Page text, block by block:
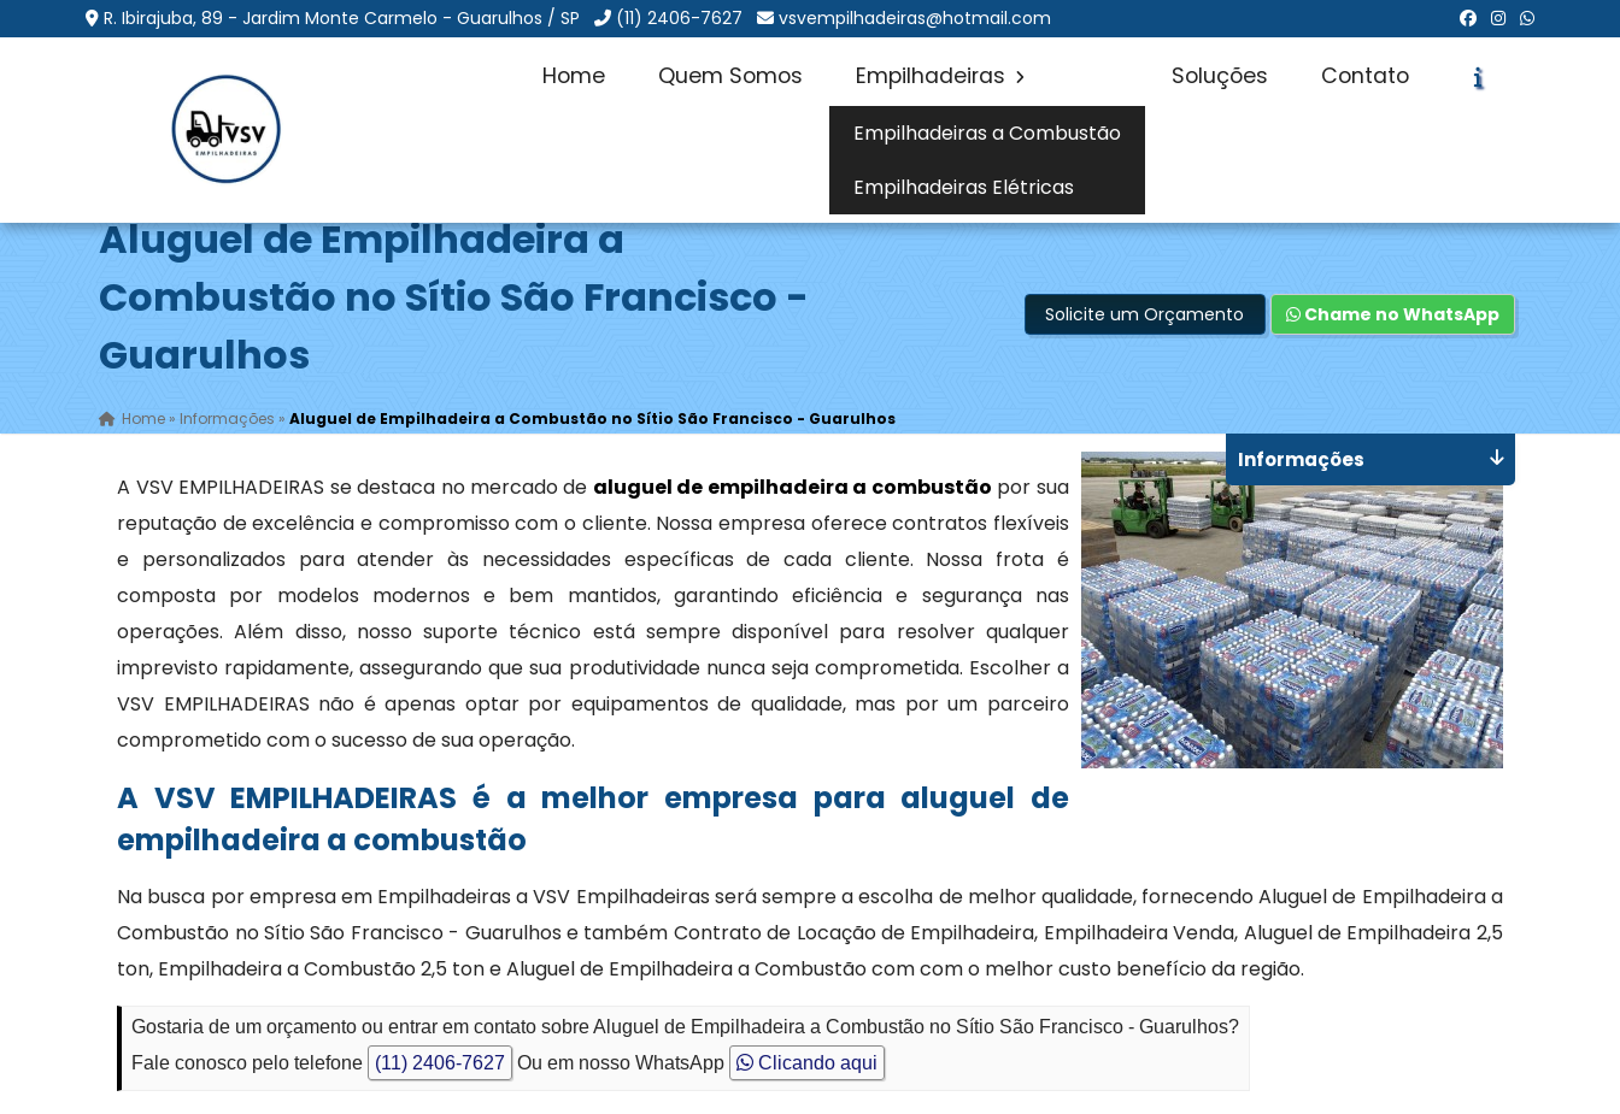
R. Ibirajuba, 89 - Jardim Monte Carmelo - Guarulhos / SP (11) 2406-7627 vsvempilhadeiras@hotmail.com
Home Quem Somos Empilhadeiras
Empilhadeiras a Combustão
Empilhadeiras Elétricas
Soluções Contato
Aluguel de Empilhadeira a
Combustão no Sítio São Francisco -
Guarulhos
Home »Informações »Aluguel de Empilhadeira a Combustão no Sítio São Francisco - Guarulhos
Solicite um Orçamento Chame no WhatsApp
A VSV EMPILHADEIRAS se destaca no mercado de aluguel de empilhadeira a combustão por sua
reputação de excelência e compromisso com o cliente. Nossa empresa oferece contratos flexíveis
e personalizados para atender às necessidades específicas de cada cliente. Nossa frota é
composta por modelos modernos e bem mantidos, garantindo eficiência e segurança nas
operações. Além disso, nosso suporte técnico está sempre disponível para resolver qualquer
imprevisto rapidamente, assegurando que sua produtividade nunca seja comprometida. Escolher a
VSV EMPILHADEIRAS não é apenas optar por equipamentos de qualidade, mas por um parceiro
comprometido com o sucesso de sua operação.
A VSV EMPILHADEIRAS é a melhor empresa para aluguel de
empilhadeira a combustão
Na busca por empresa em Empilhadeiras a VSV Empilhadeiras será sempre a escolha de melhor qualidade, fornecendo Aluguel de Empilhadeira a
Combustão no Sítio São Francisco - Guarulhos e também Contrato de Locação de Empilhadeira, Empilhadeira Venda, Aluguel de Empilhadeira 2,5
ton, Empilhadeira a Combustão 2,5 ton e Aluguel de Empilhadeira a Combustão com com o melhor custo benefício da região.
Gostaria de um orçamento ou entrar em contato sobre Aluguel de Empilhadeira a Combustão no Sítio São Francisco - Guarulhos?
Fale conosco pelo telefone
(11) 2406-7627 Ou em nosso WhatsApp Clicando aqui
Informações